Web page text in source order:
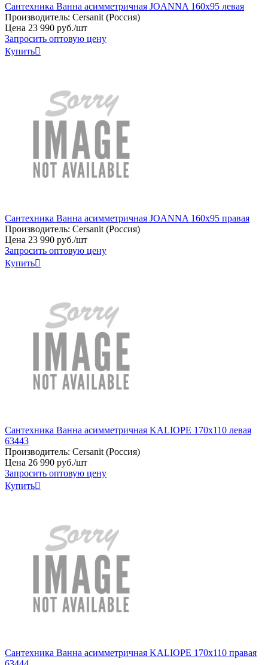
Сантехника Ванна асимметричная JOANNA 160x95 левая
Производитель: Cersanit (Россия)
Цена 23 990 руб./шт
Запросить оптовую цену
Купить
Сантехника Ванна асимметричная JOANNA 160x95 правая
Производитель: Cersanit (Россия)
Цена 23 990 руб./шт
Запросить оптовую цену
Купить
Сантехника Ванна асимметричная KALIOPE 170x110 левая
63443
Производитель: Cersanit (Россия)
Цена 26 990 руб./шт
Запросить оптовую цену
Купить
Сантехника Ванна асимметричная KALIOPE 170x110 правая